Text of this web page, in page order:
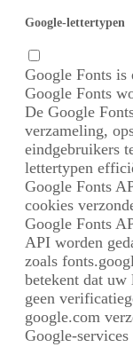
Google-lettertypen
Google Fonts is
Google Fonts
De Google
verzameling,
eindgebruikers
lettertypen
Google Fonts
cookies
Google Fonts
API worden
zoals
betekent dat
geen
google.com
Google-